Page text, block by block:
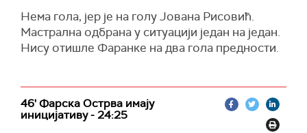
Нема гола, јер је на голу Јована Рисовић.
Мастрална одбрана у ситуацији један на један.
Нису отишле Фаранке на два гола предности.
46' Фарска Острва имају
иницијативу - 24:25